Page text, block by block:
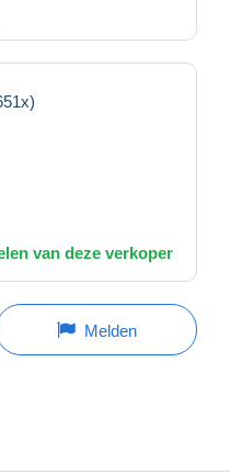
van deze verkoper
Melden